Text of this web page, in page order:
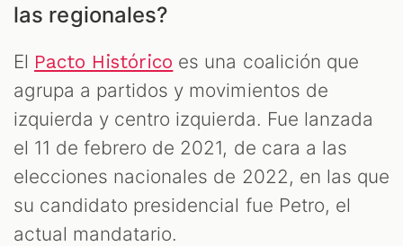
las regionales?
El Pacto Histórico es una coalición que
agrupa a partidos y movimientos de
izquierda y centro izquierda. Fue lanzada
el 11 de febrero de 2021, de cara a las
elecciones nacionales de 2022, en las que
su candidato presidencial fue Petro, el
actual mandatario.